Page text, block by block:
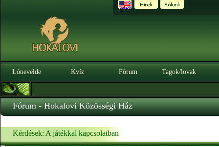
Lónevelde Kvíz Fórum Tagok/lovak
Fórum - Hokalovi Közösségi Ház
Kérdések: A játékkal kapcsolatban